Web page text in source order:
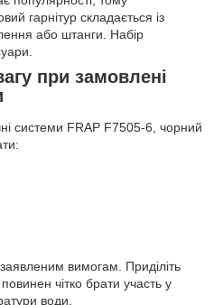
гарнітур складається із
або штанги. Набір
при замовлені
системи FRAP F7505-6, чорний
вимогам. Приділіть
чітко брати участь у
води.